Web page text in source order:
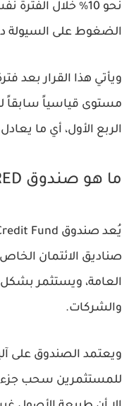
نحو 10% خلال
الضغوط على السيولة
ويأتي هذا القرار بعد
الربع الأول، أي ما يعادل نحو 3.8
ما هو صندوق BCRED وكيف يعمل؟
صناديق الائتمان
العامة، ويستثمر
والشركات.
ويعتمد الصندوق على
للمستثمرين سحب